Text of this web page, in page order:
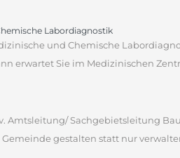
Labordiagnostik
und Chemische
erwartet Sie im Medizinischen
Amtsleitung/ Sachgebietsleitung
Gemeinde gestalten statt nur